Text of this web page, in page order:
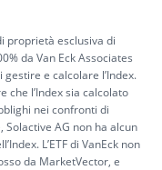
proprietà esclusiva di
da Van Eck Associates
e calcolare l’Index.
che l’Index sia calcolato
nei confronti di
Solactive AG non ha alcun
L’ETF di VanEck non
da MarketVector, e